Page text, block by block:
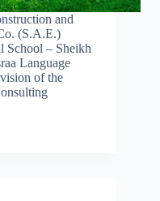
and
(S.A.E.)
School – Sheikh
Language
of the